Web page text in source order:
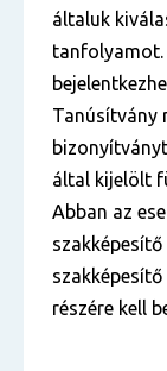
általuk
tanfolyamot.
Tanúsítvány
által kijelölt
Abban az
részére kell